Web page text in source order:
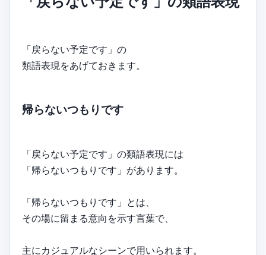
「戻らない予定です」の
類語表現をあげておきます。
帰らないつもりです
「戻らない予定です」の類語表現には
「帰らないつもりです」があります。
「帰らないつもりです」とは、
その場に留まる意向を示す言葉で、
主にカジュアルなシーンで用いられます。